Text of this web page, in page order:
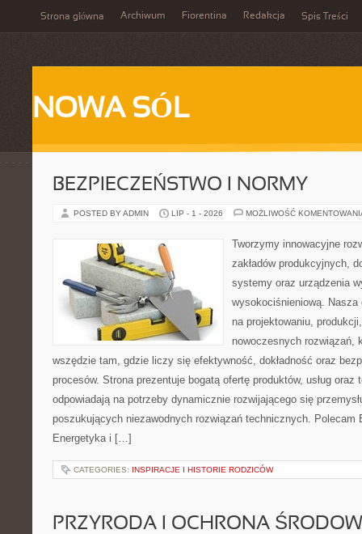
Strona główna Archiwum Fiorentina Redakcja Spis Treści
NOWA SÓL
BEZPIECZEŃSTWO I NORMY
POSTED BY ADMIN LIP - 1 - 2026 MOŻLIWOŚĆ
Tworzymy innowacyjne
zakładów produkcyjnych,
systemy oraz urządzenia
wysokociśnieniową. Nasza
na projektowaniu,
nowoczesnych rozwiązań,
wszędzie tam, gdzie liczy się efektywność, dokładność oraz
procesów. Strona prezentuje bogatą ofertę produktów, usług oraz
odpowiadają na potrzeby dynamicznie rozwijającego się
poszukujących niezawodnych rozwiązań technicznych. Polecam
Energetyka i […]
CATEGORIES: INSPIRACJE I HISTORIE RODZICÓW
PRZYRODA I OCHRONA